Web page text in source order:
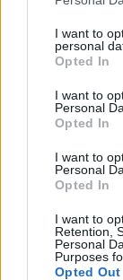
I want to
personal
Opted In
I want to
Personal
Opted In
I want to
Personal
Opted In
I want to
Retention,
Personal
Purposes
Opted Out
έχασε 84-89 από το
Fourlis: Συμφωνία
Mall έναντι 49,35
Χρηματιστήριο
Εβδομαδιαία
κέρδη 23,31% από
του έτους